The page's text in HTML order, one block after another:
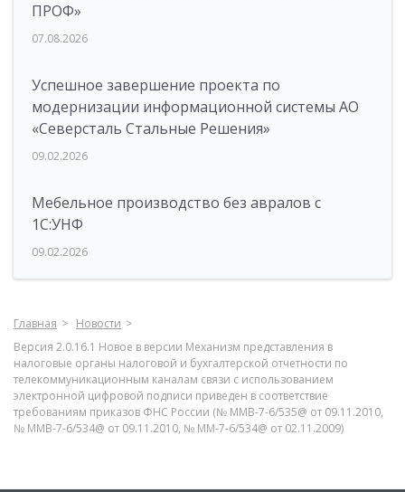
ПРОФ»
07.08.2026
Успешное завершение проекта по
модернизации информационной системы АО
«Северсталь Стальные Решения»
09.02.2026
Мебельное производство без авралов с
1С:УНФ
09.02.2026
Главная
Новости
Версия 2.0.16.1 Новое в версии Механизм представления в
налоговые органы налоговой и бухгалтерской отчетности по
телекоммуникационным каналам связи с использованием
электронной цифровой подписи приведен в соответствие
требованиям приказов ФНС России (№ ММВ-7-6/535@ от 09.11.2010,
№ ММВ-7-6/534@ от 09.11.2010, № ММ-7-6/534@ от 02.11.2009)